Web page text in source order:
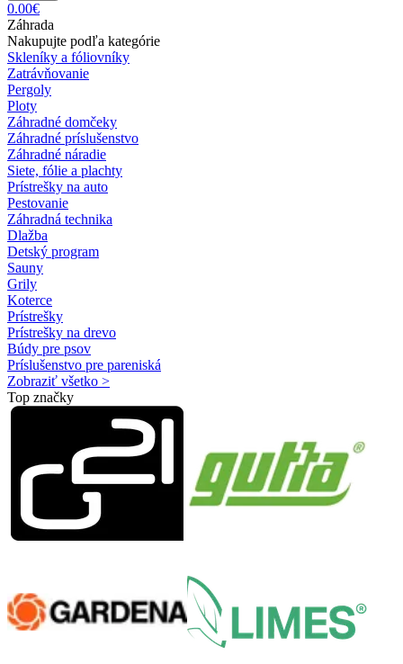
0.00€
Záhrada
Nakupujte podľa kategórie
Skleníky a fóliovníky
Zatrávňovanie
Pergoly
Ploty
Záhradné domčeky
Záhradné príslušenstvo
Záhradné náradie
Siete, fólie a plachty
Prístrešky na auto
Pestovanie
Záhradná technika
Dlažba
Detský program
Sauny
Grily
Koterce
Prístrešky
Prístrešky na drevo
Búdy pre psov
Príslušenstvo pre pareniská
Zobraziť všetko >
Top značky